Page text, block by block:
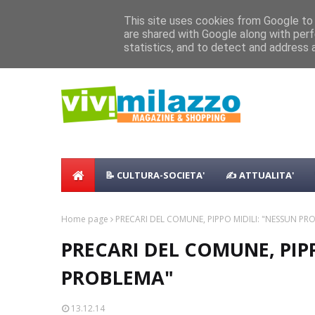
Concerto all’Alba a Milazzo con oltre
Milazzo 28ª Sagra del Pesce a
📝 CULTURA-SOCIETA' ✍ ATTUALITA'
Home page PRECARI DEL COMUNE, PIPPO MIDILI: "NESSUN
PRECARI DEL COMUNE,
PROBLEMA"
13.12.14
This site uses cookies from Google
are shared with Google along with
statistics, and to detect and address